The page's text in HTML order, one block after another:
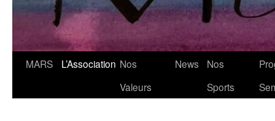
MARS L’Association Nos
Valeurs
News
Nos
Sports